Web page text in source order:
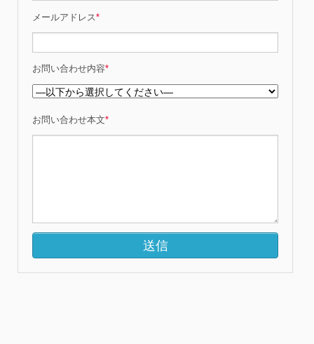
メールアドレス*
お問い合わせ内容*
お問い合わせ本文*